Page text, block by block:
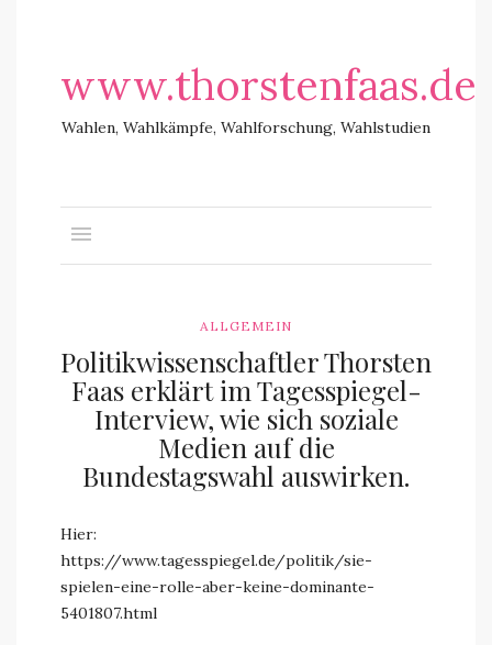
www.thorstenfaas.de
Wahlen, Wahlkämpfe, Wahlforschung, Wahlstudien
ALLGEMEIN
Politikwissenschaftler Thorsten
Faas erklärt im Tagesspiegel-
Interview, wie sich soziale
Medien auf die
Bundestagswahl auswirken.
Hier:
https://www.tagesspiegel.de/politik/sie-
spielen-eine-rolle-aber-keine-dominante-
5401807.html